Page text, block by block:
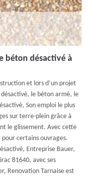
béton désactivé à
et lors d’un projet
le béton armé, le
Son emploi le plus
sur terre-plein grâce à
le glissement. Avec cette
certains ouvrages.
Entreprise Bauer,
81640, avec ses
Renovation Tarnaise est